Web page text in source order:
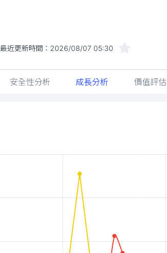
最近更新時間： 2026/08/07 05:30
安全性分析 成長分析 價值評估